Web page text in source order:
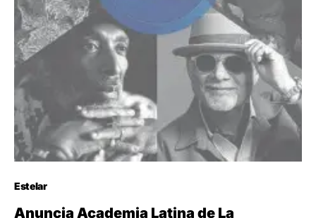
Estelar
Anuncia Academia Latina de La